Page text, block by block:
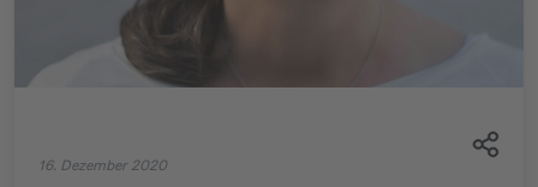
16. Dezember 2020